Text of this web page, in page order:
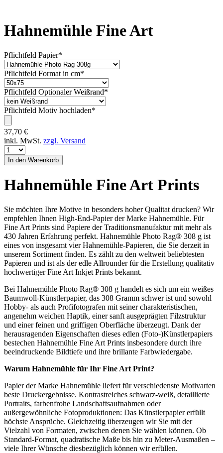
Hahnemühle Fine Art
Pflichtfeld Papier*
Pflichtfeld Format in cm*
Pflichtfeld Optionaler Weißrand*
Pflichtfeld Motiv hochladen*
37,70 €
inkl. MwSt. zzgl. Versand
Hahnemühle Fine Art Prints
Sie möchten Ihre Motive in besonders hoher Qualitat drucken? Wir
empfehlen Ihnen High-End-Papier der Marke Hahnemühle. Für
Fine Art Prints sind Papiere der Traditionsmanufaktur mit mehr als
430 Jahren Erfahrung perfekt. Hahnemühle Photo Rag® 308 g ist
eines von insgesamt vier Hahnemühle-Papieren, die Sie derzeit in
unserem Sortiment finden. Es zählt zu den weltweit beliebtesten
Papieren und ist als der edle Allrounder für die Erstellung qualitativ
hochwertiger Fine Art Inkjet Prints bekannt.
Bei Hahnemühle Photo Rag® 308 g handelt es sich um ein weißes
Baumwoll-Künstlerpapier, das 308 Gramm schwer ist und sowohl
Hobby- als auch Profifotografen mit seiner charakteristischen,
angenehm weichen Haptik, einer sanft ausgeprägten Filzstruktur
und einer feinen und griffigen Oberfläche überzeugt. Dank der
herausragenden Eigenschaften dieses edlen (Foto-)Künstlerpapiers
bestechen Hahnemühle Fine Art Prints insbesondere durch ihre
beeindruckende Bildtiefe und ihre brillante Farbwiedergabe.
Warum Hahnemühle für Ihr Fine Art Print?
Papier der Marke Hahnemühle liefert für verschiedenste Motivarten
beste Druckergebnisse. Kontrastreiches schwarz-weiß, detaillierte
Portraits, farbenfrohe Landschaftsaufnahmen oder
außergewöhnliche Fotoproduktionen: Das Künstlerpapier erfüllt
höchste Ansprüche. Gleichzeitig überzeugen wir Sie mit der
Vielzahl von Formaten, zwischen denen Sie wählen können. Ob
Standard-Format, quadratische Maße bis hin zu Meter-Ausmaßen –
viele Ihrer Wünsche diesbezüglich können wir erfüllen.